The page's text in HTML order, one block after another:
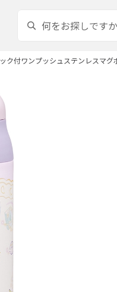
ク付ワンプッシュステンレスマ